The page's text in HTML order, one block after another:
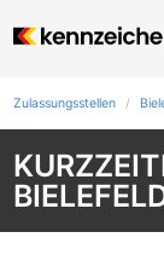
Zulassungsstellen